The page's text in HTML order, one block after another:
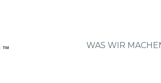
WAS WIR